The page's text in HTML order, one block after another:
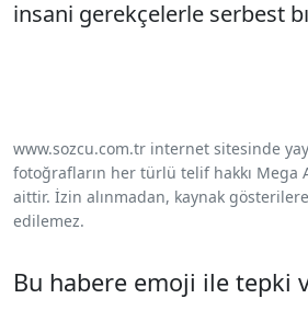
insani gerekçelerle serbest
www.sozcu.com.tr internet sitesinde
fotoğrafların her türlü telif hakkı Mega
aittir. İzin alınmadan, kaynak
edilemez.
Bu habere emoji ile tepki